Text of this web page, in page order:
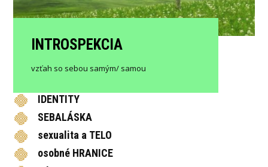
INTROSPEKCIA
vzťah so sebou samým/ samou
IDENTITY
SEBALÁSKA
sexualita a TELO
osobné HRANICE